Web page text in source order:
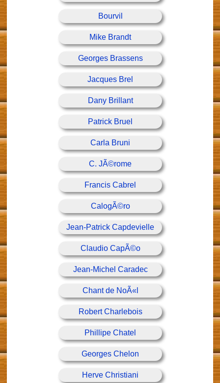
Bourvil
Mike Brandt
Georges Brassens
Jacques Brel
Dany Brillant
Patrick Bruel
Carla Bruni
C. JÃ©rome
Francis Cabrel
CalogÃ©ro
Jean-Patrick Capdevielle
Claudio CapÃ©o
Jean-Michel Caradec
Chant de NoÃ«l
Robert Charlebois
Phillipe Chatel
Georges Chelon
Herve Christiani